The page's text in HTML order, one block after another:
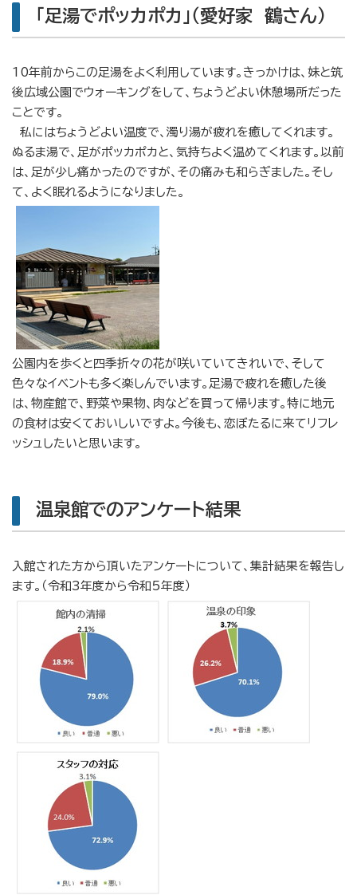
「足湯でポッカポカ」（愛好家 鶴さん）
10年前からこの足湯をよく利用しています。きっかけは、妹と筑
後広域公園でウォーキングをして、ちょうどよい休憩場所だった
ことです。
私にはちょうどよい温度で、濁り湯が疲れを癒してくれます。
ぬるま湯で、足がポッカポカと、気持ちよく温めてくれます。以前
は、足が少し痛かったのですが、その痛みも和らぎました。そし
て、よく眠れるようになりました。
公園内を歩くと四季折々の花が咲いていてきれいで、そして
色々なイベントも多く楽しんでいます。足湯で疲れを癒した後
は、物産館で、野菜や果物、肉などを買って帰ります。特に地元
の食材は安くておいしいですよ。今後も、恋ぼたるに来てリフレ
ッシュしたいと思います。
温泉館でのアンケート結果
入館された方から頂いたアンケートについて、集計結果を報告し
ます。（令和3年度から令和5年度）